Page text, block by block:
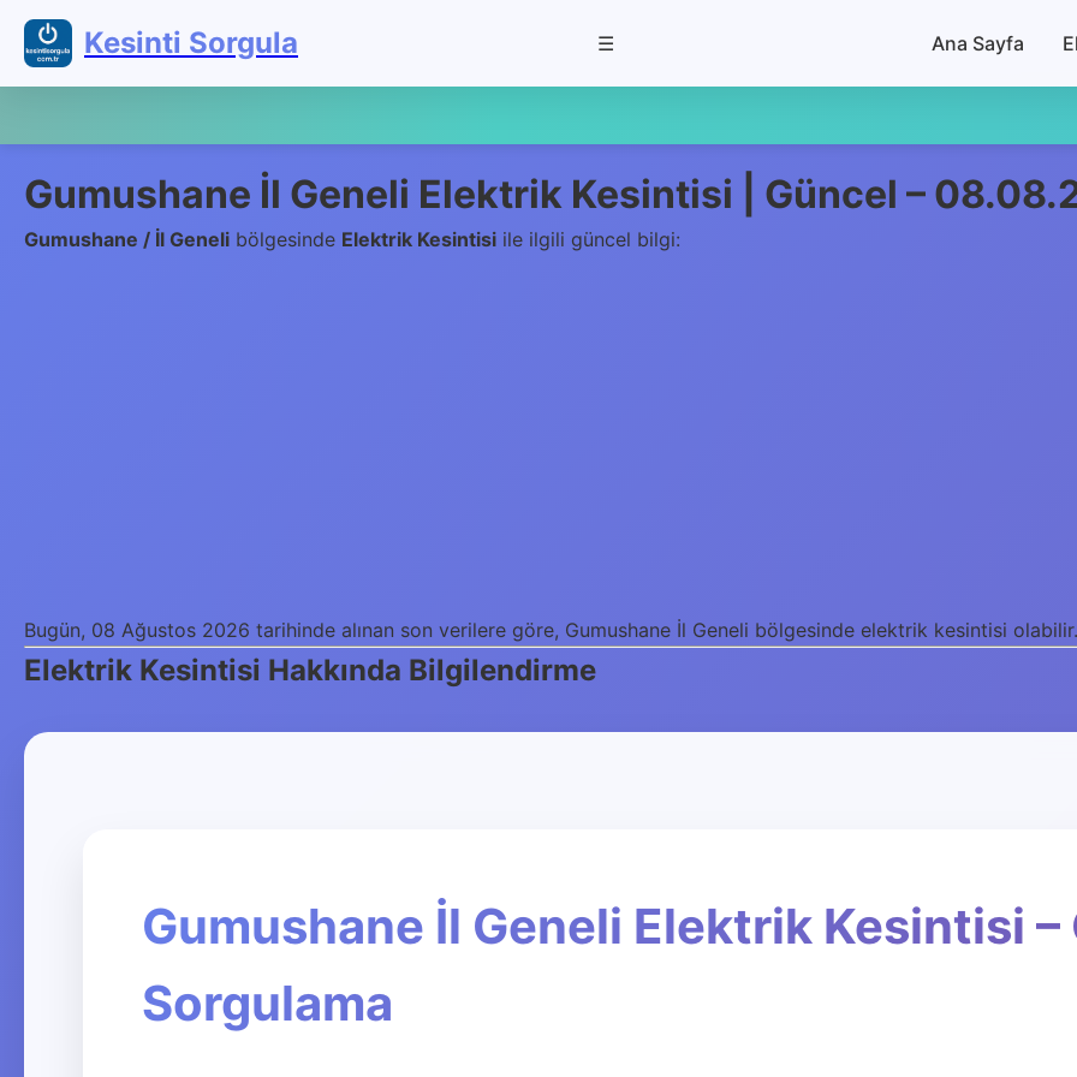
Kesinti Sorgula ☰ Ana Sayfa
Gumushane İl Geneli Elektrik Kesintisi | Güncel –
Gumushane / İl Geneli bölgesinde Elektrik Kesintisi ile ilgili güncel bilgi:
Bugün, 08 Ağustos 2026 tarihinde alınan son verilere göre, Gumushane İl Geneli bölgesinde elektrik kesintisi
Elektrik Kesintisi Hakkında Bilgilendirme
Gumushane İl Geneli Elektrik Kesintisi
Sorgulama